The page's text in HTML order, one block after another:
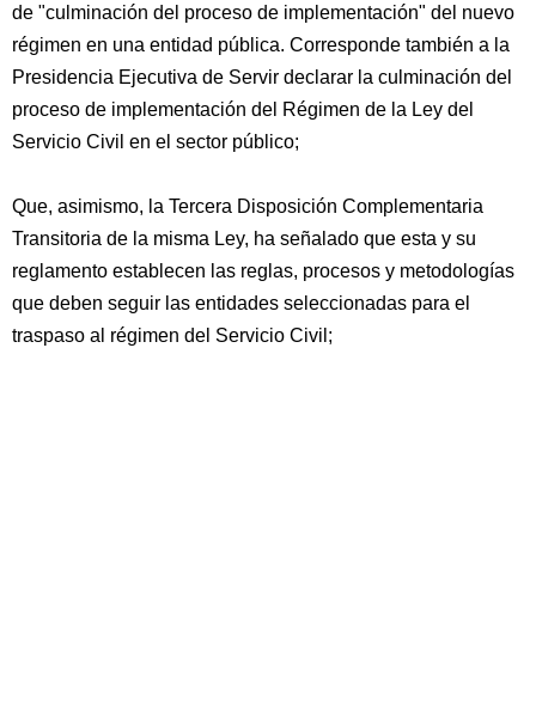
de "culminación del proceso de implementación" del nuevo
régimen en una entidad pública. Corresponde también a la
Presidencia Ejecutiva de Servir declarar la culminación del
proceso de implementación del Régimen de la Ley del
Servicio Civil en el sector público;
Que, asimismo, la Tercera Disposición Complementaria
Transitoria de la misma Ley, ha señalado que esta y su
reglamento establecen las reglas, procesos y metodologías
que deben seguir las entidades seleccionadas para el
traspaso al régimen del Servicio Civil;